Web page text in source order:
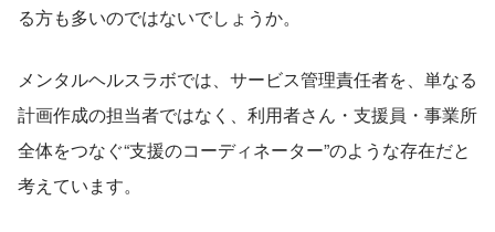
る方も多いのではないでしょうか。
メンタルヘルスラボでは、サービス管理責任者を、単なる
計画作成の担当者ではなく、利用者さん・支援員・事業所
全体をつなぐ“支援のコーディネーター”のような存在だと
考えています。